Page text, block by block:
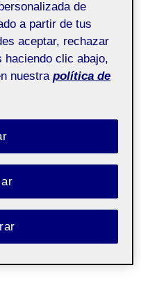
última práctica de
PEC 3 añadiendo los
dónde se
todos los puntos
ampliada la
sobre las
y sigue privado
de
a partir de tus
aceptar, rechazar
haciendo clic abajo,
nuestra política de